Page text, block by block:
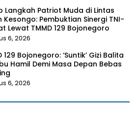
Langkah Patriot Muda di Lintas
Kesongo: Pembuktian Sinergi TNI-
Lewat TMMD 129 Bojonegoro
6, 2026
129 Bojonegoro: ‘Suntik’ Gizi Balita
Hamil Demi Masa Depan Bebas
6, 2026